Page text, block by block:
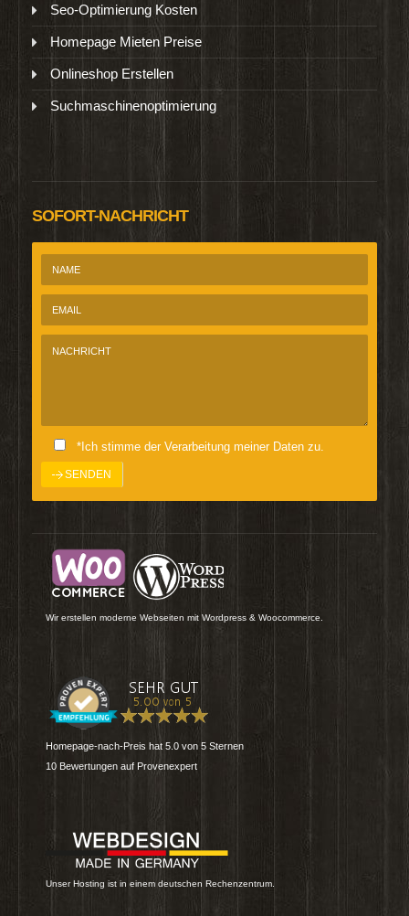
Seo-Optimierung Kosten
Homepage Mieten Preise
Onlineshop Erstellen
Suchmaschinenoptimierung
SOFORT-NACHRICHT
*Ich stimme der Verarbeitung meiner Daten zu.
Wir erstellen moderne Webseiten mit Wordpress & Woocommerce.
Homepage-nach-Preis hat 5.0 von 5 Sternen
10 Bewertungen auf Provenexpert
Unser Hosting ist in einem deutschen Rechenzentrum.